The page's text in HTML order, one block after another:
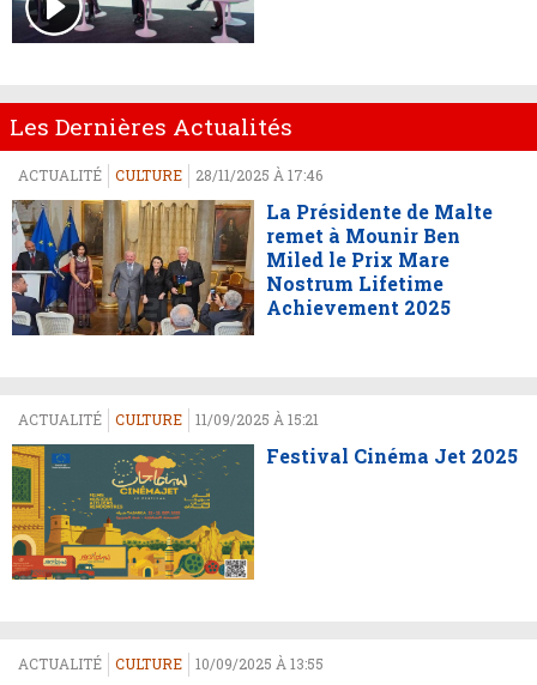
Les Dernières Actualités
ACTUALITÉ CULTURE 28/11/2025 À 17:46
La Présidente de Malte
remet à Mounir Ben
Miled le Prix Mare
Nostrum Lifetime
Achievement 2025
ACTUALITÉ CULTURE 11/09/2025 À 15:21
Festival Cinéma Jet 2025
ACTUALITÉ CULTURE 10/09/2025 À 13:55